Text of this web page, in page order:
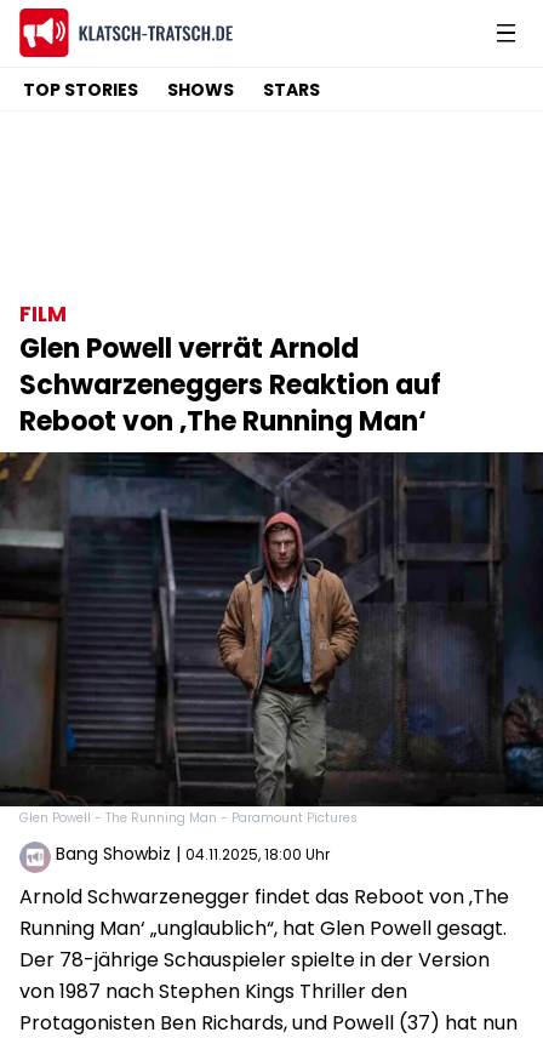
TOP STORIES SHOWS STARS
FILM
Glen Powell verrät Arnold
Schwarzeneggers Reaktion auf
Reboot von ‚The Running Man‘
Glen Powell - The Running Man - Paramount Pictures
Bang Showbiz | 04.11.2025, 18:00 Uhr
Arnold Schwarzenegger findet das Reboot von ‚The
Running Man‘ „unglaublich“, hat Glen Powell gesagt.
Der 78-jährige Schauspieler spielte in der Version
von 1987 nach Stephen Kings Thriller den
Protagonisten Ben Richards, und Powell (37) hat nun